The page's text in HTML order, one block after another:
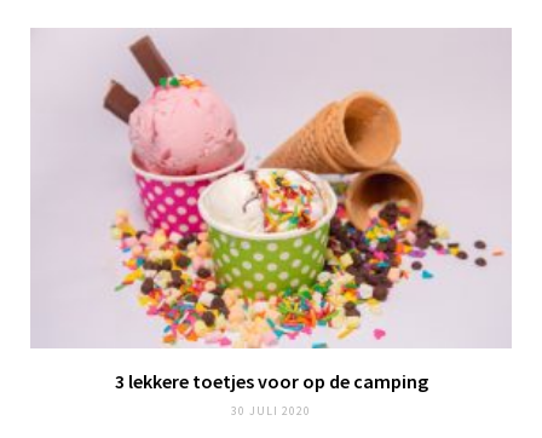
3 lekkere toetjes voor op de camping
30 JULI 2020